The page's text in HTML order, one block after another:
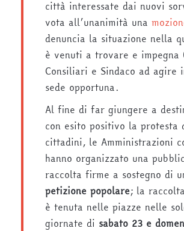
città interessate dai nuovi
vota all’unanimità una
denuncia la situazione nella
è venuti a trovare e impegna
Consiliari e Sindaco ad agire
sede opportuna.
Al fine di far giungere a
con esito positivo la protesta
cittadini, le Amministrazioni
hanno organizzato una
raccolta firme a sostegno di
petizione popolare; la
è tenuta nelle piazze nelle
giornate di sabato 23 e